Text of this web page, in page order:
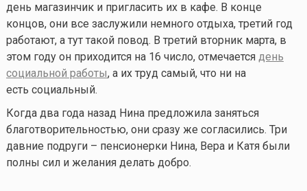
день магазинчик и пригласить их в кафе. В конце
концов, они все заслужили немного отдыха, третий год
работают, а тут такой повод. В третий вторник марта, в
этом году он приходится на 16 число, отмечается день
социальной работы, а их труд самый, что ни на
есть социальный.
Когда два года назад Нина предложила заняться
благотворительностью, они сразу же согласились. Три
давние подруги – пенсионерки Нина, Вера и Катя были
полны сил и желания делать добро.